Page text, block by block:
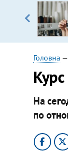
Головна —
На
по